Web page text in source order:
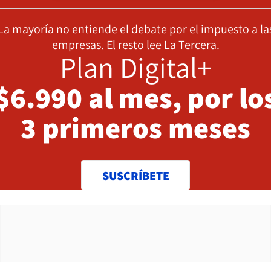
mayoría no entiende el debate por el impuesto a
empresas. El resto lee La Tercera.
Plan Digital+
al mes, por
3 primeros meses
SUSCRÍBETE